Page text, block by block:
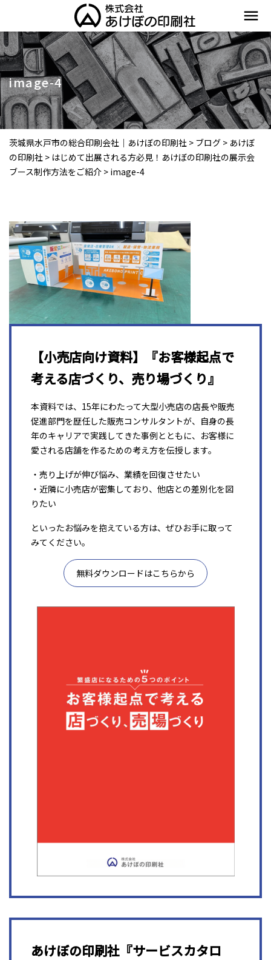
menu
image-4
茨城県水戸市の総合印刷会社｜あけぼの印刷社 > ブログ > あけぼ
の印刷社 > はじめて出展される方必見！あけぼの印刷社の展示会
ブース制作方法をご紹介 > image-4
【小売店向け資料】『お客様起点で
考える店づくり、売り場づくり』
本資料では、15年にわたって大型小売店の店長や販売
促進部門を歴任した販売コンサルタントが、自身の長
年のキャリアで実践してきた事例とともに、お客様に
愛される店舗を作るための考え方を伝授します。
・売り上げが伸び悩み、業績を回復させたい
・近隣に小売店が密集しており、他店との差別化を図
りたい
といったお悩みを抱えている方は、ぜひお手に取って
みてください。
無料ダウンロードはこちらから
あけぼの印刷社『サービスカタロ